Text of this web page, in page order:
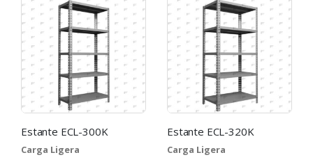
Estante ECL-300K
Carga Ligera
Estante ECL-320K
Carga Ligera